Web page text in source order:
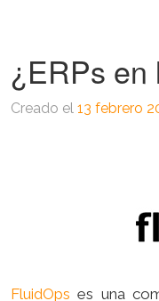
¿ERPs en
Creado el 13 febrero
FluidOps es una